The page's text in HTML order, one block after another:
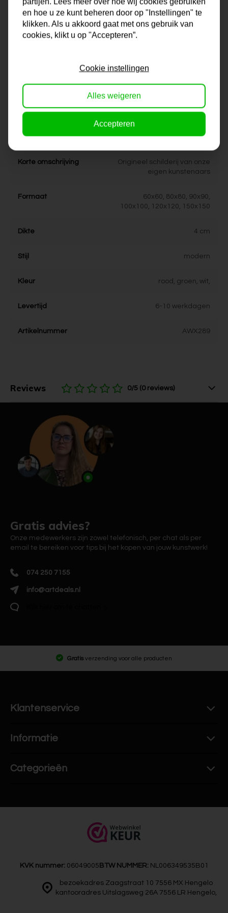
met ons op en we bekijken samen met jou de mogelijkheden!
Na je bestelling gaat onze kunstenaar voor je aan de slag.
Specificaties
Maat 0x0x0 cm
Korte omschrijving
Origineel schilderij van onze
eigen kunstenaars
Formaat
60x60, 80x80, 90x90,
100x100, 120x120, 150x150
Dikte 4 cm
Stijl modern
Kleur rood, groen, wit,
Levertijd 6-10 werkdagen
Artikelnummer AWX289
Reviews 0/5 (0 reviews)
Gratis advies?
Onze medewerkers zijn zowel telefonisch, per chat als per
email te bereiken voor tips bij het kopen van jouw kunstwerk!
074 250 7155
info@artdeals.nl
Gratis verzending voor alle producten
Klantenservice
Informatie
Categorieën
bezoekadres Zaagstraat 10 7556 MX Hengelo
kantooradres Uitslagsweg 26A 7556 LR Hengelo,
KVK nummer:06049005 BTW NUMMER:NL006349535B01
en hoe u ze kunt beheren door op "Instellingen" te
klikken. Als u akkoord gaat met ons gebruik van
cookies, klikt u op "Accepteren”.
Cookie instellingen
Alles weigeren
Accepteren